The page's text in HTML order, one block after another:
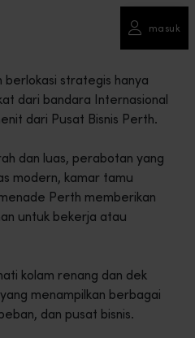
masuk
strategis hanya
dari bandara Internasional
dari Pusat Bisnis Perth.
dan luas, perabotan yang
modern, kamar tamu
Perth memberikan
untuk bekerja atau
kolam renang dan dek
menampilkan berbagai
dan pusat bisnis.